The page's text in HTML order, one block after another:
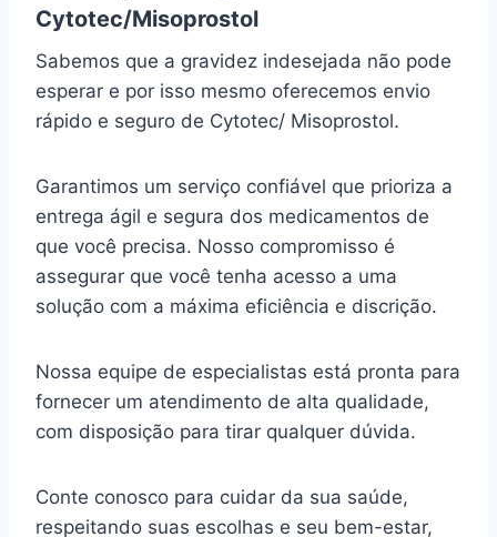
Cytotec/Misoprostol
Sabemos que a gravidez indesejada não pode
esperar e por isso mesmo oferecemos envio
rápido e seguro de Cytotec/ Misoprostol.
Garantimos um serviço confiável que prioriza a
entrega ágil e segura dos medicamentos de
que você precisa. Nosso compromisso é
assegurar que você tenha acesso a uma
solução com a máxima eficiência e discrição.
Nossa equipe de especialistas está pronta para
fornecer um atendimento de alta qualidade,
com disposição para tirar qualquer dúvida.
Conte conosco para cuidar da sua saúde,
respeitando suas escolhas e seu bem-estar,